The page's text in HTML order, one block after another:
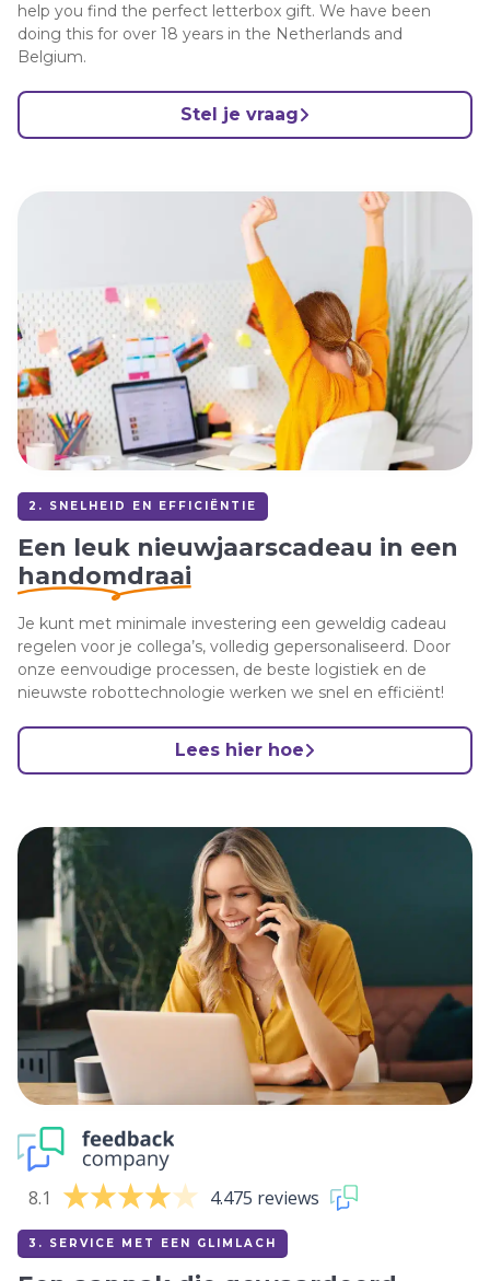
help you find the perfect letterbox gift. We have been
doing this for over 18 years in the Netherlands and
Belgium.
Stel je vraag
2. SNELHEID EN EFFICIËNTIE
Een leuk nieuwjaarscadeau in een
handomdraai
Je kunt met minimale investering een geweldig cadeau
regelen voor je collega’s, volledig gepersonaliseerd. Door
onze eenvoudige processen, de beste logistiek en de
nieuwste robottechnologie werken we snel en efficiënt!
Lees hier hoe
8.1 4.475 reviews
3. SERVICE MET EEN GLIMLACH